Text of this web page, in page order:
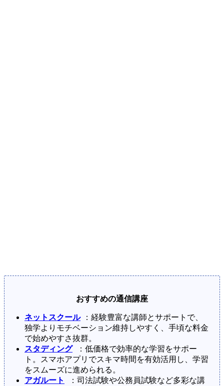
おすすめの通信講座
ネットスクール
：経験豊富な講師とサポートで、
独学よりモチベーション維持しやすく、手頃な料金
で始めやすさ抜群。
スタディング
：低価格で効率的な学習をサポー
ト。スマホアプリでスキマ時間を有効活用し、学習
をスムーズに進められる。
アガルート
：司法試験や公務員試験など多彩な講